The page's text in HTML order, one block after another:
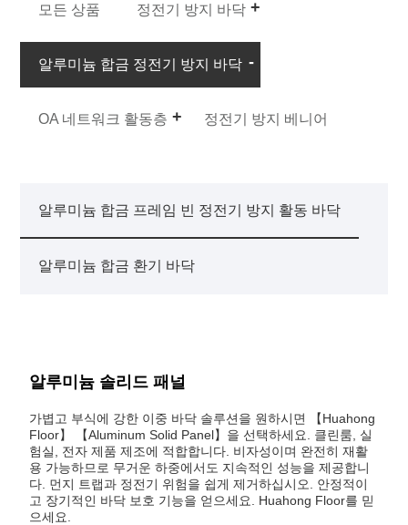
모든 상품 정전기 방지 바닥
알루미늄 합금 정전기 방지 바닥
OA 네트워크 활동층 정전기 방지 베니어
알루미늄 합금 프레임 빈 정전기 방지 활동 바닥
알루미늄 합금 환기 바닥
알루미늄 솔리드 패널
가볍고 부식에 강한 이중 바닥 솔루션을 원하시면 【Huahong
Floor】 【Aluminum Solid Panel】을 선택하세요. 클린룸, 실
험실, 전자 제품 제조에 적합합니다. 비자성이며 완전히 재활
용 가능하므로 무거운 하중에서도 지속적인 성능을 제공합니
다. 먼지 트랩과 정전기 위험을 쉽게 제거하십시오. 안정적이
고 장기적인 바닥 보호 기능을 얻으세요. Huahong Floor를 믿
으세요.